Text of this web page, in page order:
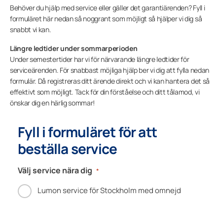
Företagskund
Lumonkoncernen
Support
Kontakta oss
KOSTNADSFRI OFFERT
Plisségardin
Service & underhåll
Finansiering
Reservdelar
Behöver du hjälp med service eller gäller det garantiärenden? Fyll i
formuläret här nedan så noggrant som möjligt så hjälper vi dig så
snabbt vi kan.
Längre ledtider under sommarperioden
Under semestertider har vi för närvarande längre ledtider för
serviceärenden. För snabbast möjliga hjälp ber vi dig att fylla nedan
formulär. Då registreras ditt ärende direkt och vi kan hantera det så
effektivt som möjligt. Tack för din förståelse och ditt tålamod, vi
önskar dig en härlig sommar!
Fyll i formuläret för att
beställa service
Välj service nära dig *
Lumon service för Stockholm med omnejd